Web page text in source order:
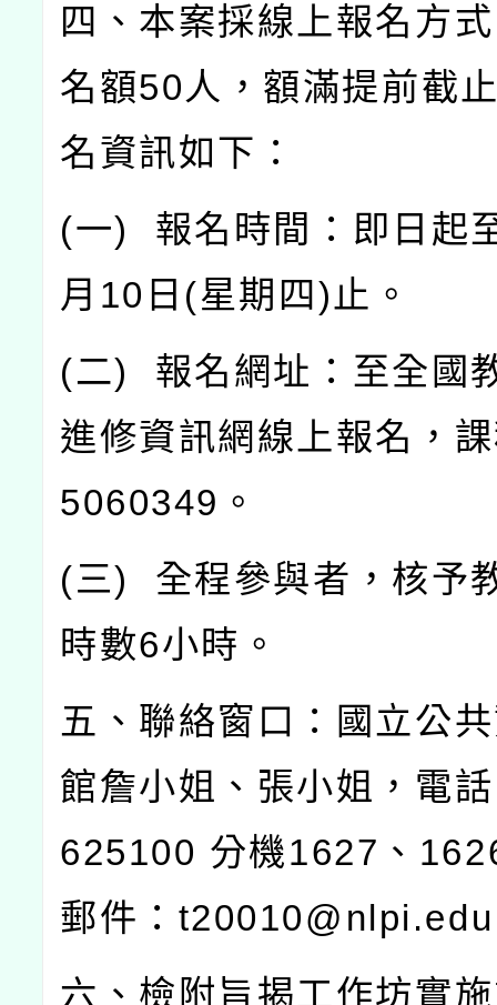
四、本案採線上報名方
名額50人，額滿提前截
名資訊如下：
(一) 報名時間：即日起
月 10 日 (星期四 ) 止。
(二) 報名網址：至全國
進修資訊網線上報名，
5060349 。
(三) 全程參與者，核予
時數6小時。
五、聯絡窗口：國立公
館詹小姐、張小姐，電
625100 分機1627 、
郵件：
六、檢附旨揭工作坊實